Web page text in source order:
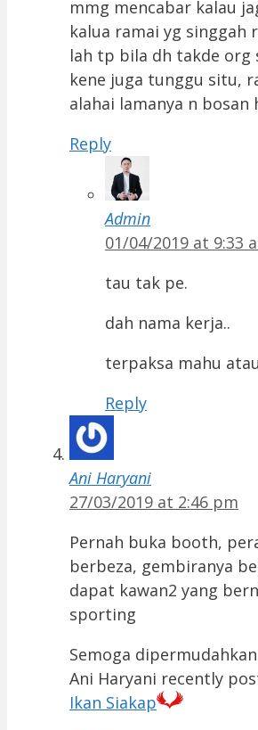
mmg mencabar kalau
kalua ramai yg singgah
lah tp bila dh takde org
kene juga tunggu situ,
alahai lamanya n bosan
Reply
Admin
01/04/2019 at 9:33
tau tak pe.
dah nama kerja..
terpaksa mahu
Reply
Ani Haryani
27/03/2019 at 2:46 pm
Pernah buka booth,
berbeza, gembiranya
dapat kawan2 yang
sporting
Semoga
Ani Haryani recently
Ikan Siakap